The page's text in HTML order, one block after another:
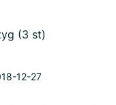
(3 st)
12-27